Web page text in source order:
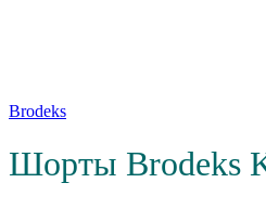
Brodeks
Шорты Brodeks